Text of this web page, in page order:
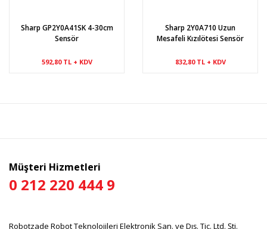
Sharp GP2Y0A41SK 4-30cm
Sensör
592,80 TL + KDV
Sharp 2Y0A710 Uzun
Mesafeli Kızılötesi Sensör
832,80 TL + KDV
Müşteri Hizmetleri
0 212 220 444 9
Robotzade Robot Teknolojileri Elektronik San. ve Dış. Tic. Ltd. Şti.